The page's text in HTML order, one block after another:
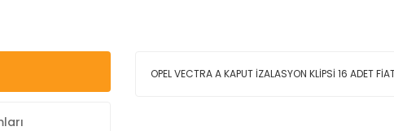
OPEL VECTRA A KAPUT İZALASYON KLİPSİ 16 ADET